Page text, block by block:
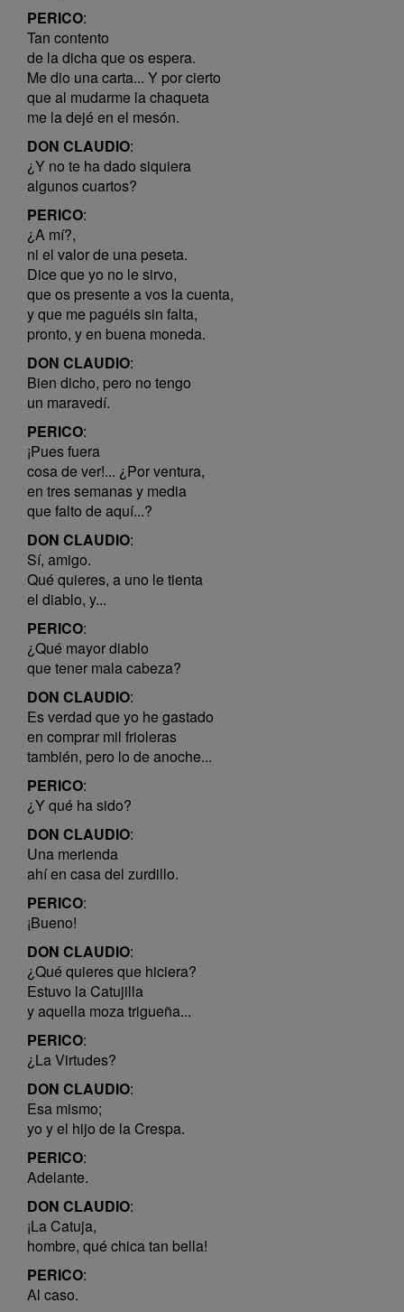
PERICO:
Tan contento
de la dicha que os espera.
Me dio una carta... Y por cierto
que al mudarme la chaqueta
me la dejé en el mesón.
DON CLAUDIO:
¿Y no te ha dado siquiera
algunos cuartos?
PERICO:
¿A mí?,
ni el valor de una peseta.
Dice que yo no le sirvo,
que os presente a vos la cuenta,
y que me paguéis sin falta,
pronto, y en buena moneda.
DON CLAUDIO:
Bien dicho, pero no tengo
un maravedí.
PERICO:
¡Pues fuera
cosa de ver!... ¿Por ventura,
en tres semanas y media
que falto de aquí...?
DON CLAUDIO:
Sí, amigo.
Qué quieres, a uno le tienta
el diablo, y...
PERICO:
¿Qué mayor diablo
que tener mala cabeza?
DON CLAUDIO:
Es verdad que yo he gastado
en comprar mil frioleras
también, pero lo de anoche...
PERICO:
¿Y qué ha sido?
DON CLAUDIO:
Una merienda
ahí en casa del zurdillo.
PERICO:
¡Bueno!
DON CLAUDIO:
¿Qué quieres que hiciera?
Estuvo la Catujilla
y aquella moza trigueña...
PERICO:
¿La Virtudes?
DON CLAUDIO:
Esa mismo;
yo y el hijo de la Crespa.
PERICO:
Adelante.
DON CLAUDIO:
¡La Catuja,
hombre, qué chica tan bella!
PERICO:
Al caso.